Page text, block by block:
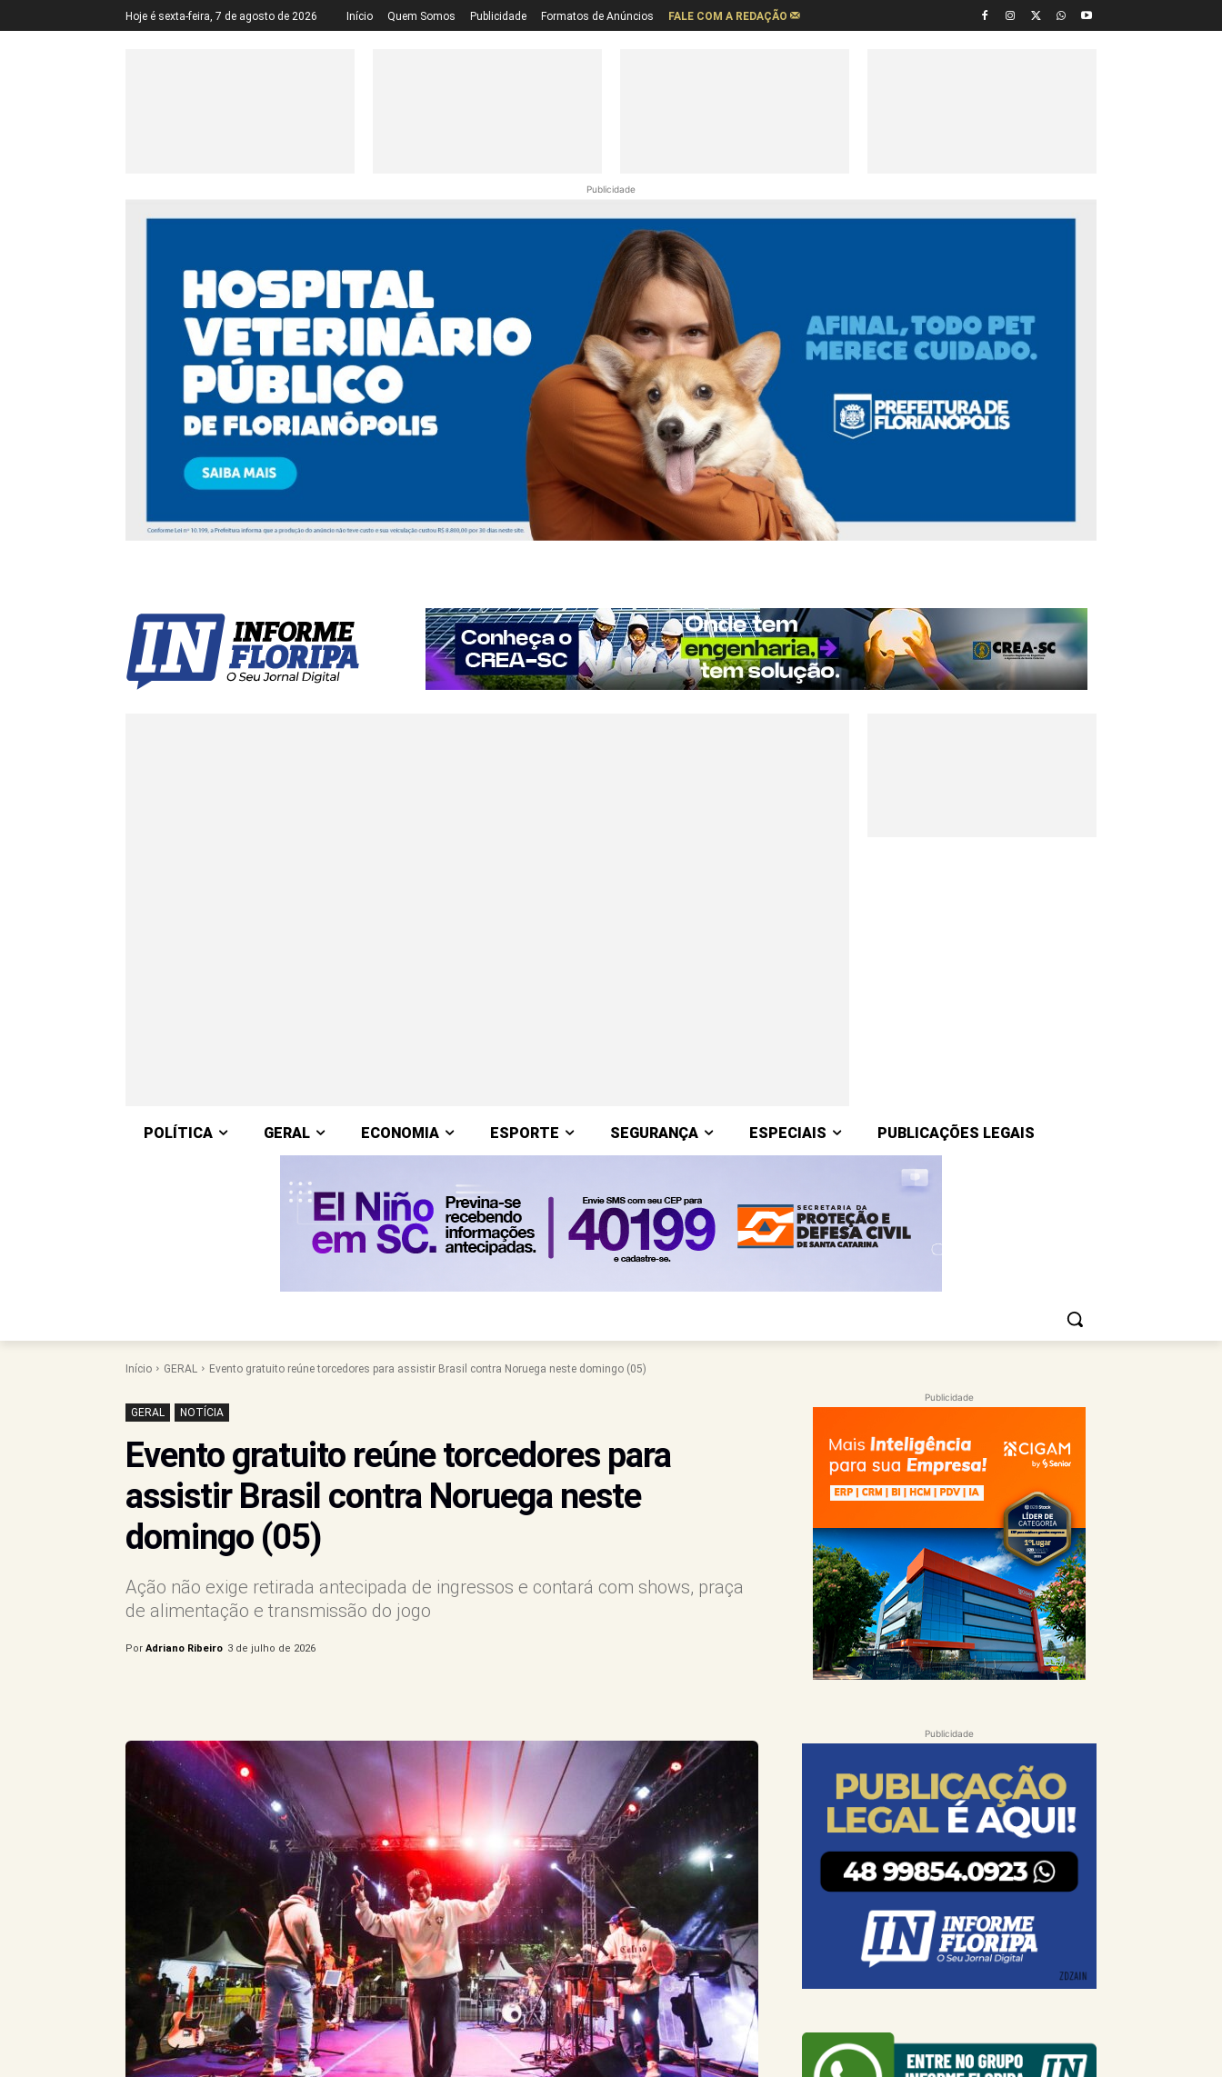
Hoje é sexta-feira, 7 de agosto de 2026 Início Quem Somos Publicidade Formatos de Anúncios FALE COM A REDAÇÃO
Publicidade
POLÍTICA GERAL ECONOMIA ESPORTE SEGURANÇA ESPECIAIS PUBLICAÇÕES LEGAIS
Início GERAL Evento gratuito reúne torcedores para assistir Brasil contra Noruega neste domingo (05)
GERAL NOTÍCIA
Evento gratuito reúne torcedores para
assistir Brasil contra Noruega neste
domingo (05)
Ação não exige retirada antecipada de ingressos e contará com shows, praça
de alimentação e transmissão do jogo
Por Adriano Ribeiro 3 de julho de 2026
Publicidade
Publicidade